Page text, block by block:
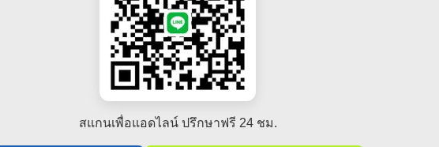
สแกนเพื่อแอดไลน์ ปรึกษาฟรี 24 ชม.